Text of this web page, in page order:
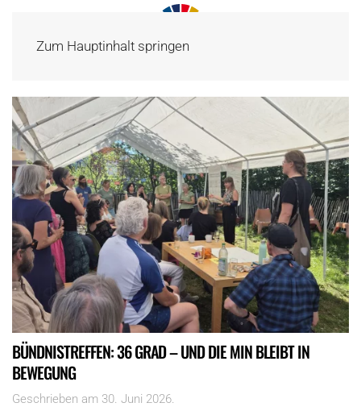
Zum Hauptinhalt springen
BÜNDNISTREFFEN: 36 GRAD – UND DIE MIN BLEIBT IN
BEWEGUNG
Geschrieben am 30. Juni 2026